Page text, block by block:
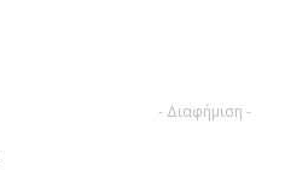
- Διαφήμιση -